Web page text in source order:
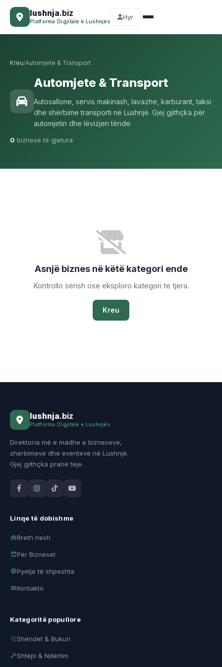
lushnja.biz
Platforma Digjitale e Lushnjës
Hyr
Kreu/Automjete & Transport
Automjete & Transport
Autosallone, servis makinash, lavazhe, karburant, taksi
dhe shërbime transporti në Lushnjë. Gjej gjithçka për
automjetin dhe lëvizjen tënde.
0 biznese të gjetura
Asnjë biznes në këtë kategori ende
Kontrollo sërish ose eksploro kategori të tjera.
Kreu
lushnja.biz
Platforma Digjitale e Lushnjës
Direktoria më e madhe e bizneseve,
shërbimeve dhe eventeve në Lushnjë.
Gjej gjithçka pranë teje.
Linqe të dobishme
Rreth nesh
Për Bizneset
Pyetje të shpeshta
Kontakto
Kategoritë popullore
Shëndet & Bukuri
Shtëpi & Ndërtim